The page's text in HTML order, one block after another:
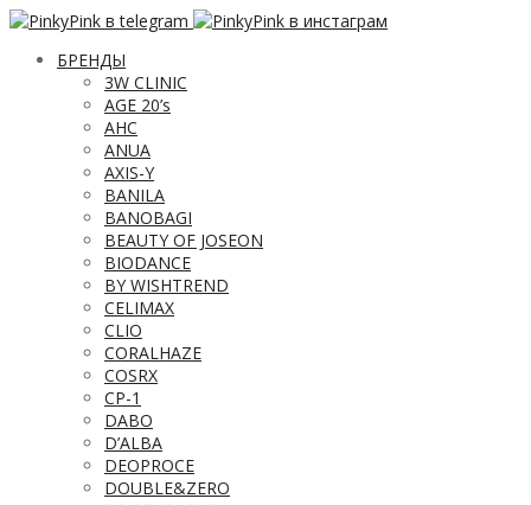
БРЕНДЫ
3W CLINIC
AGE 20’s
AHC
ANUA
AXIS-Y
BANILA
BANOBAGI
BEAUTY OF JOSEON
BIODANCE
BY WISHTREND
CELIMAX
CLIO
CORALHAZE
COSRX
CP-1
DABO
D’ALBA
DEOPROCE
DOUBLE&ZERO